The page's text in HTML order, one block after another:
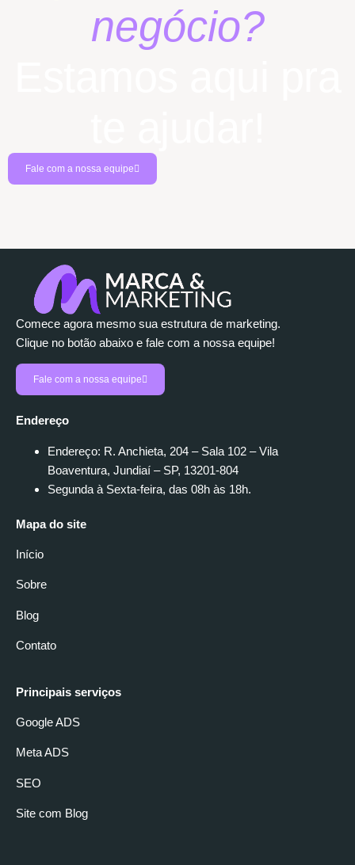
negócio?
Fale com a nossa equipe
Comece agora mesmo sua estrutura de marketing.
Clique no botão abaixo e fale com a nossa equipe!
Fale com a nossa equipe
Endereço
Endereço: R. Anchieta, 204 – Sala 102 – Vila
Boaventura, Jundiaí – SP, 13201-804
Segunda à Sexta-feira, das 08h às 18h.
Mapa do site
Início
Sobre
Blog
Contato
Principais serviços
Google ADS
Meta ADS
SEO
Site com Blog